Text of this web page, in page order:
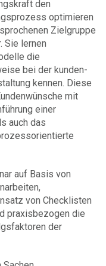
den
optimieren
Zielgruppe
Sie lernen
die
bei der kunden-
kennen. Diese
mit
einer
auch das
auf Basis von
von Checklisten
praxisbezogen die
der